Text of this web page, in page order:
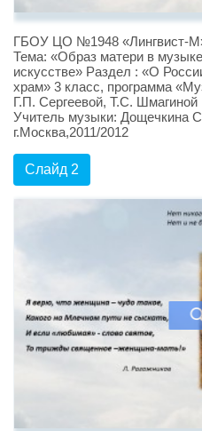
ГБОУ ЦО №1948 «Лингвист-
Тема: «Образ матери в
искусстве» Раздел : «О
храм» 3 класс, программа
Г.П. Сергеевой, Т.С. Шмагиной
Учитель музыки: Дощечкина
г.Москва,2011/2012
Слайд 2